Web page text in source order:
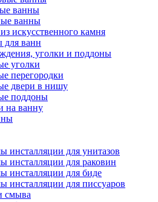
ванны
ванны
искусственного камня
для ванн
уголки и поддоны
уголки
перегородки
двери в нишу
поддоны
на ванну
инсталляции для унитазов
инсталляции для раковин
инсталляции для биде
инсталляции для писсуаров
смыва